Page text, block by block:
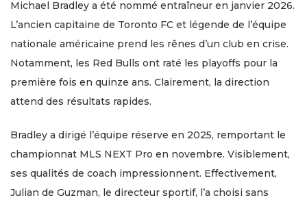
Michael Bradley a été nommé entraîneur en janvier 2026.
L’ancien capitaine de Toronto FC et légende de l’équipe
nationale américaine prend les rênes d’un club en crise.
Notamment, les Red Bulls ont raté les playoffs pour la
première fois en quinze ans. Clairement, la direction
attend des résultats rapides.
Bradley a dirigé l’équipe réserve en 2025, remportant le
championnat MLS NEXT Pro en novembre. Visiblement,
ses qualités de coach impressionnent. Effectivement,
Julian de Guzman, le directeur sportif, l’a choisi sans